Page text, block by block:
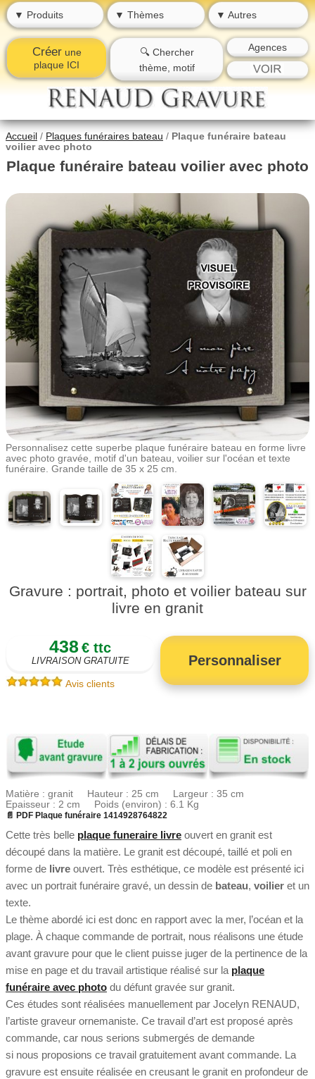
▼ Produits ▼ Thèmes ▼ Autres
Créerune
plaque ICI
🔍 Chercher
thème, motif
Agences
Accueil / Plaques funéraires bateau / Plaque funéraire bateau
voilier avec photo
Plaque funéraire bateau voilier avec photo
Personnalisez cette superbe plaque funéraire bateau en forme livre
avec photo gravée, motif d'un bateau, voilier sur l'océan et texte
funéraire. Grande taille de 35 x 25 cm.
Gravure : portrait, photo et voilier bateau sur
livre en granit
438€ ttc
LIVRAISON GRATUITE Personnaliser
Avis clients
Matière : granit Hauteur : 25 cm Largeur : 35 cm
Epaisseur : 2 cm Poids (environ) : 6.1 Kg
📄 PDF Plaque funéraire 1414928764822
Cette très belle plaque funeraire livre ouvert en granit est
découpé dans la matière. Le granit est découpé, taillé et poli en
forme de livre ouvert. Très esthétique, ce modèle est présenté ici
avec un portrait funéraire gravé, un dessin de bateau, voilier et un
texte.
Le thème abordé ici est donc en rapport avec la mer, l’océan et la
plage. À chaque commande de portrait, nous réalisons une étude
avant gravure pour que le client puisse juger de la pertinence de la
mise en page et du travail artistique réalisé sur la plaque
funéraire avec photo du défunt gravée sur granit.
Ces études sont réalisées manuellement par Jocelyn RENAUD,
l’artiste graveur ornemaniste. Ce travail d’art est proposé après
commande, car nous serions submergés de demande
si nous proposions ce travail gratuitement avant commande. La
gravure est ensuite réalisée en creusant le granit en profondeur de